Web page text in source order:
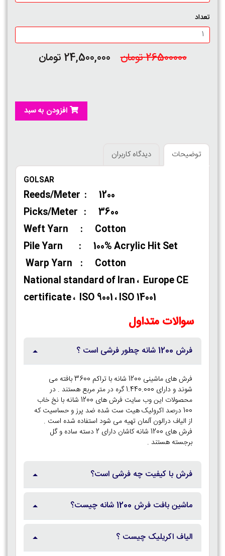
تعداد
26500000 تومان 24,500,000 تومان
افزودن به سبد
توضیحات دیدگاه کاربران
GOLSAR
Reeds/Meter : 1200
Picks/Meter : 3600
Weft Yarn : Cotton
Pile Yarn : 100% Acrylic Hit Set
Warp Yarn : Cotton
National standard of Iran ، Europe CE
certificate ، ISO 9001 ، ISO 14001
سوالات متداول
فرش 1200 شانه چطور فرشی است ؟
فرش های ماشینی 1200 شانه با تراکم 3600 بافته می
شوند و دارای 1.440.000 گره در متر مربع هستند . در
محصولات این وب سایت فرش های 1200 شانه با نخ خاب
100 درصد اکرولیک هیت ست شده ضد پرز و حساسیت که
از الیاف درالون آلمان تهیه می شود استفاده شده است .
فرش های 1200 شانه کاشان دارای 2 دسته ساده و گل
برجسته هستند .
فرش با کیفیت چه فرشی است؟
ماشین بافت فرش 1200 شانه چیست؟
الیاف اکریلیک چیست ؟